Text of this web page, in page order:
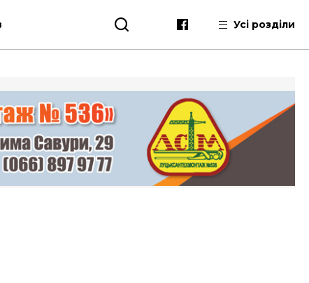
Усі розділи